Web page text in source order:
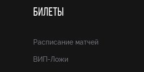
БИЛЕТЫ
Расписание матчей
ВИП-Ложи